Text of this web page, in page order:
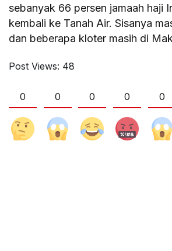
sebanyak 66 persen jamaah haji
kembali ke Tanah Air. Sisanya
dan beberapa kloter masih di
Post Views: 48
0 0 0 0 0